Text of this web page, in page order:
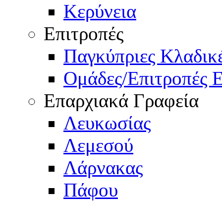
Κερύνεια
Επιτροπές
Παγκύπριες
Ομάδες/Επιτροπές
Επαρχιακά Γραφεία
Λευκωσίας
Λεμεσού
Λάρνακας
Πάφου